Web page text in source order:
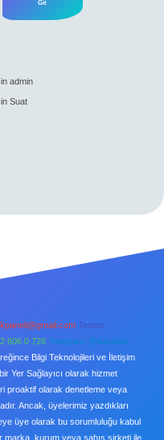
admin
Suat
Teams:
606 0 726 Telegram: @karabul
Bilgi Teknolojileri ve İletişim
Yer Sağlayıcı olarak hizmet
proaktif olarak denetleme veya
Ancak, üyelerimiz yazdıkları
üye olarak bu sorumluluğu kabul
marka, kurum veya şahıs şirketi ile